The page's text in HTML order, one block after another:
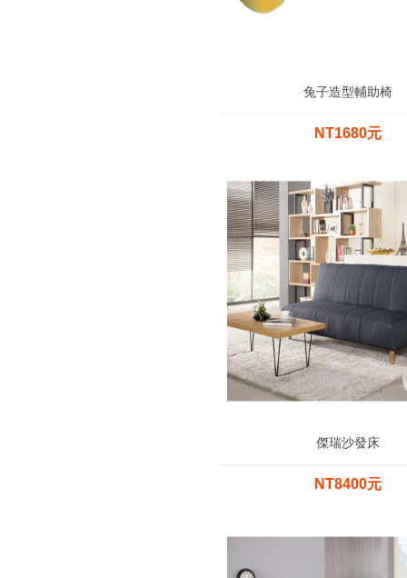
兔子造型輔助椅
NT1680元
傑瑞沙發床
NT8400元